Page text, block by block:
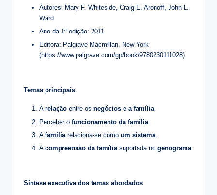
Autores: Mary F. Whiteside, Craig E. Aronoff, John L.
Ward
Ano da 1ª edição: 2011
Editora: Palgrave Macmillan, New York
(https://www.palgrave.com/gp/book/9780230111028)
Temas principais
A relação entre os negócios e a família.
Perceber o funcionamento da família
A família relaciona-se como um sistema
A compreensão da família suportada no genograma
Síntese executiva dos temas abordados